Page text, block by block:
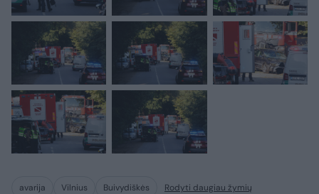
avarija Vilnius Buivydiškės Rodyti daugiau žymių